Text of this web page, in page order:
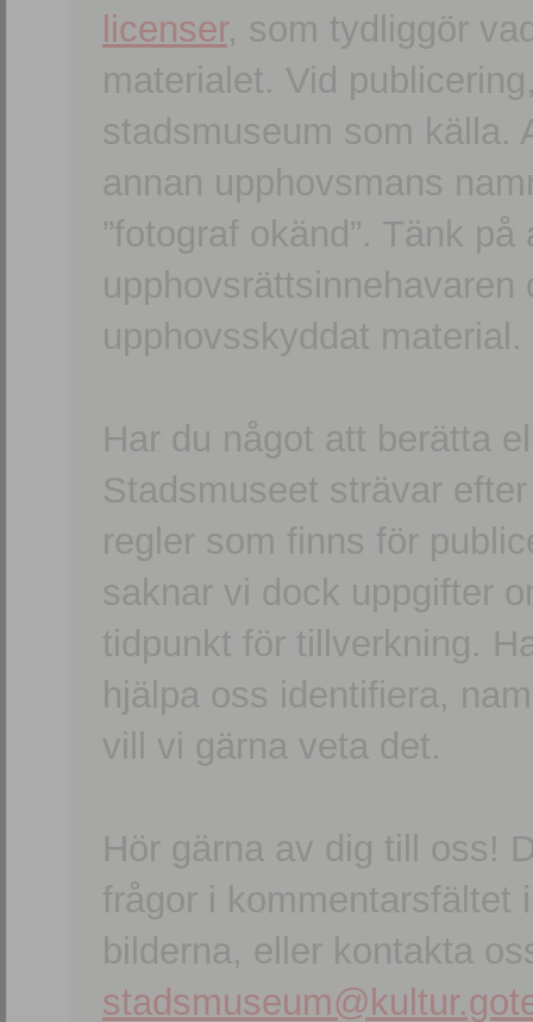
licenser, som tydliggör
materialet. Vid
stadsmuseum som källa.
annan upphovsmans
”fotograf okänd”. Tänk
upphovsskyddat material.
Har du något att berätta
Stadsmuseet strävar
regler som finns för
saknar vi dock uppgifter
tidpunkt för tillverkning.
hjälpa oss identifiera,
vill vi gärna veta det.
Hör gärna av dig till oss!
frågor i kommentarsfältet
bilderna, eller kontakta